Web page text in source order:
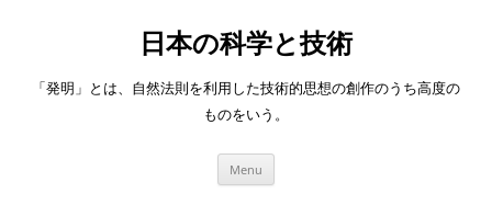
日本の科学と技術
「発明」とは、自然法則を利用した技術的思想の創作のうち高度の
ものをいう。
Menu